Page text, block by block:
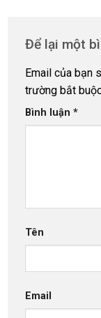
Để lại một
Email của bạn
trường bắt
Bình luận *
Tên
Email